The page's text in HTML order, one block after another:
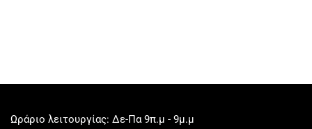
Ωράριο λειτουργίας: Δε-Πα 9π.μ - 9μ.μ